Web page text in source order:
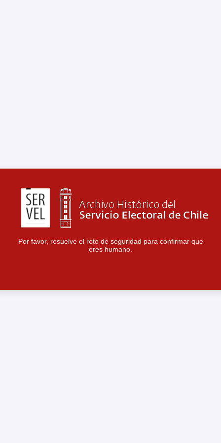
Por favor, resuelve el reto de seguridad para confirmar que
eres humano.